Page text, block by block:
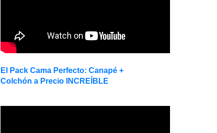
El Pack Cama Perfecto: Canapé +
Colchón a Precio INCREÍBLE